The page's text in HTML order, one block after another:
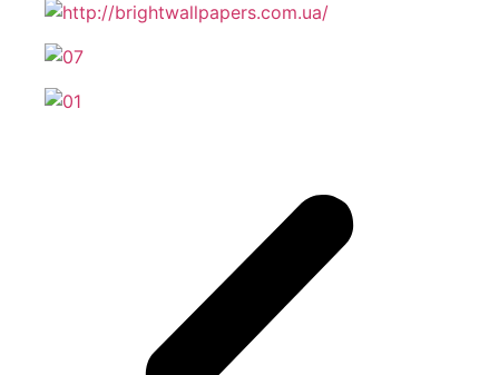
Промывка радиаторов автомобиля Volvo
Проверка уровня жидкостей автомобиля Volvo
Проверка аккумуляторной батареи авто Volvo
Чистка дроссельной заслонки автомобиля Volvo
Чистка автомобильного кондиционера Вольво
Зарядка АКБ автомобиля Volvo
Замена цепи ГРМ автомобиля Volvo